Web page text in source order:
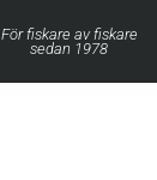
För fiskare av fiskare
sedan 1978